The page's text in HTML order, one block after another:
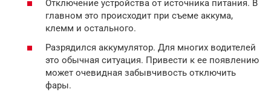
Отключение устройства от источника питания. В
главном это происходит при съеме аккума,
клемм и остального.
Разрядился аккумулятор. Для многих водителей
это обычная ситуация. Привести к ее появлению
может очевидная забывчивость отключить
фары.